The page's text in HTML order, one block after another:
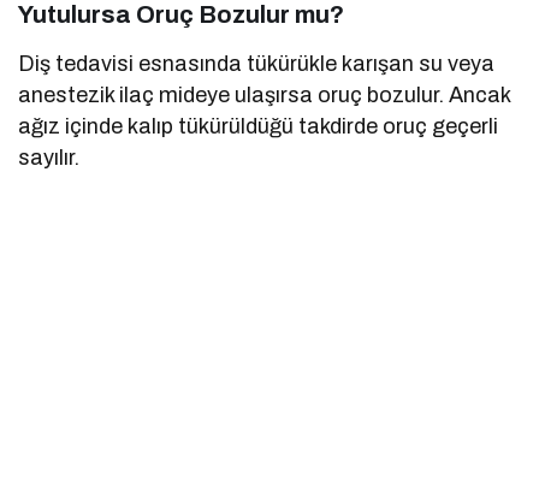
Yutulursa Oruç Bozulur mu?
Diş tedavisi esnasında tükürükle karışan su veya
anestezik ilaç mideye ulaşırsa oruç bozulur. Ancak
ağız içinde kalıp tükürüldüğü takdirde oruç geçerli
sayılır.